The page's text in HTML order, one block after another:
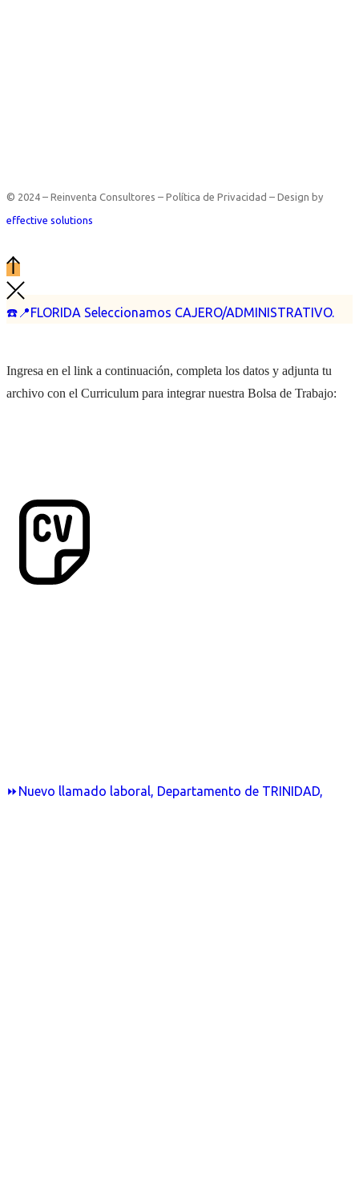
☎️📍FLORIDA Seleccionamos CAJERO/ADMINISTRATIVO.
⏩Nuevo llamado laboral, Departamento de TRINIDAD,
© 2024 – Reinventa Consultores – Política de Privacidad – Design by
effective solutions
Ingresa en el link a continuación, completa los datos y adjunta tu
archivo con el Curriculum para integrar nuestra Bolsa de Trabajo: